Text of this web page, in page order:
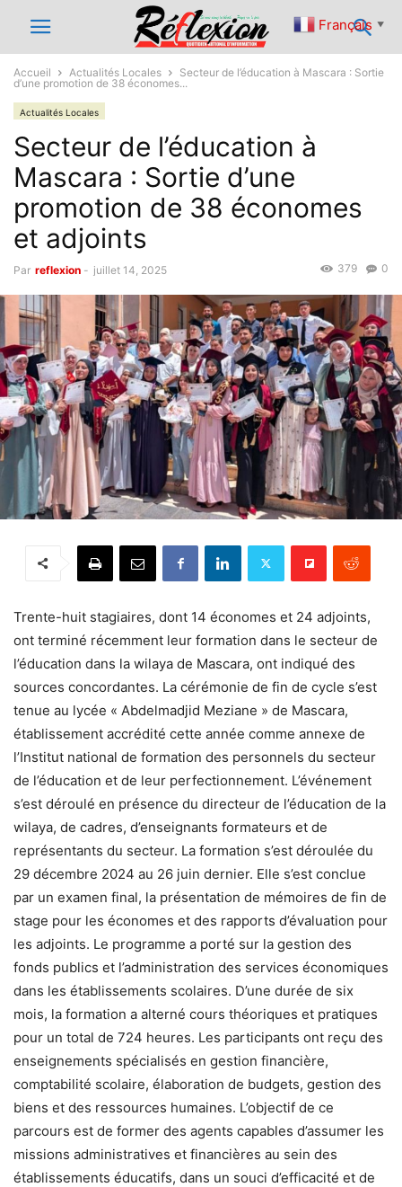
Accueil Actualités Locales
Secteur de l’éducation à Mascara : Sortie
d’une promotion de 38 économes...
Actualités Locales
Secteur de l’éducation à
Mascara : Sortie d’une
promotion de 38 économes
et adjoints
Par reflexion - juillet 14, 2025 0
379
Trente-huit stagiaires, dont 14 économes et 24 adjoints,
ont terminé récemment leur formation dans le secteur de
l’éducation dans la wilaya de Mascara, ont indiqué des
sources concordantes. La cérémonie de fin de cycle s’est
tenue au lycée « Abdelmadjid Meziane » de Mascara,
établissement accrédité cette année comme annexe de
l’Institut national de formation des personnels du secteur
de l’éducation et de leur perfectionnement. L’événement
s’est déroulé en présence du directeur de l’éducation de la
wilaya, de cadres, d’enseignants formateurs et de
représentants du secteur. La formation s’est déroulée du
29 décembre 2024 au 26 juin dernier. Elle s’est conclue
par un examen final, la présentation de mémoires de fin de
stage pour les économes et des rapports d’évaluation pour
les adjoints. Le programme a porté sur la gestion des
fonds publics et l’administration des services économiques
dans les établissements scolaires. D’une durée de six
mois, la formation a alterné cours théoriques et pratiques
pour un total de 724 heures. Les participants ont reçu des
enseignements spécialisés en gestion financière,
comptabilité scolaire, élaboration de budgets, gestion des
biens et des ressources humaines. L’objectif de ce
parcours est de former des agents capables d’assumer les
missions administratives et financières au sein des
établissements éducatifs, dans un souci d’efficacité et de
Français ▼